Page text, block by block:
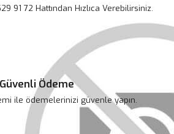
91 72 Hattından Hızlıca Verebilirsiniz.
Güvenli Ödeme
ile ödemelerinizi güvenle yapın.